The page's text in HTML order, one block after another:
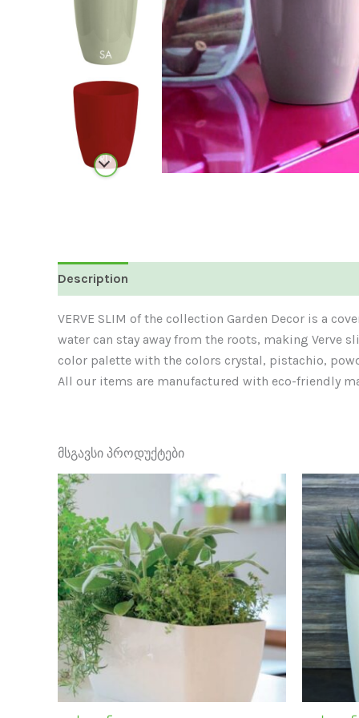
Description
VERVE SLIM of the collection Garden Decor is a
water can stay away from the roots, making Verve
color palette with the colors crystal, pistachio,
All our items are manufactured with eco-friendly
მსგავსი პროდუქტები
This
product
has
multiple
variants.
The
options
may